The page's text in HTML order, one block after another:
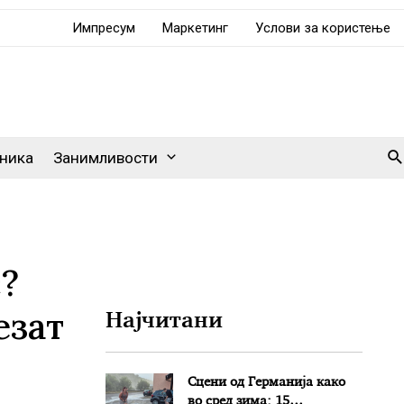
Импресум Маркетинг Услови за користење
Занимливости
Најчитани
Сцени од Германија како
во сред зима: 15